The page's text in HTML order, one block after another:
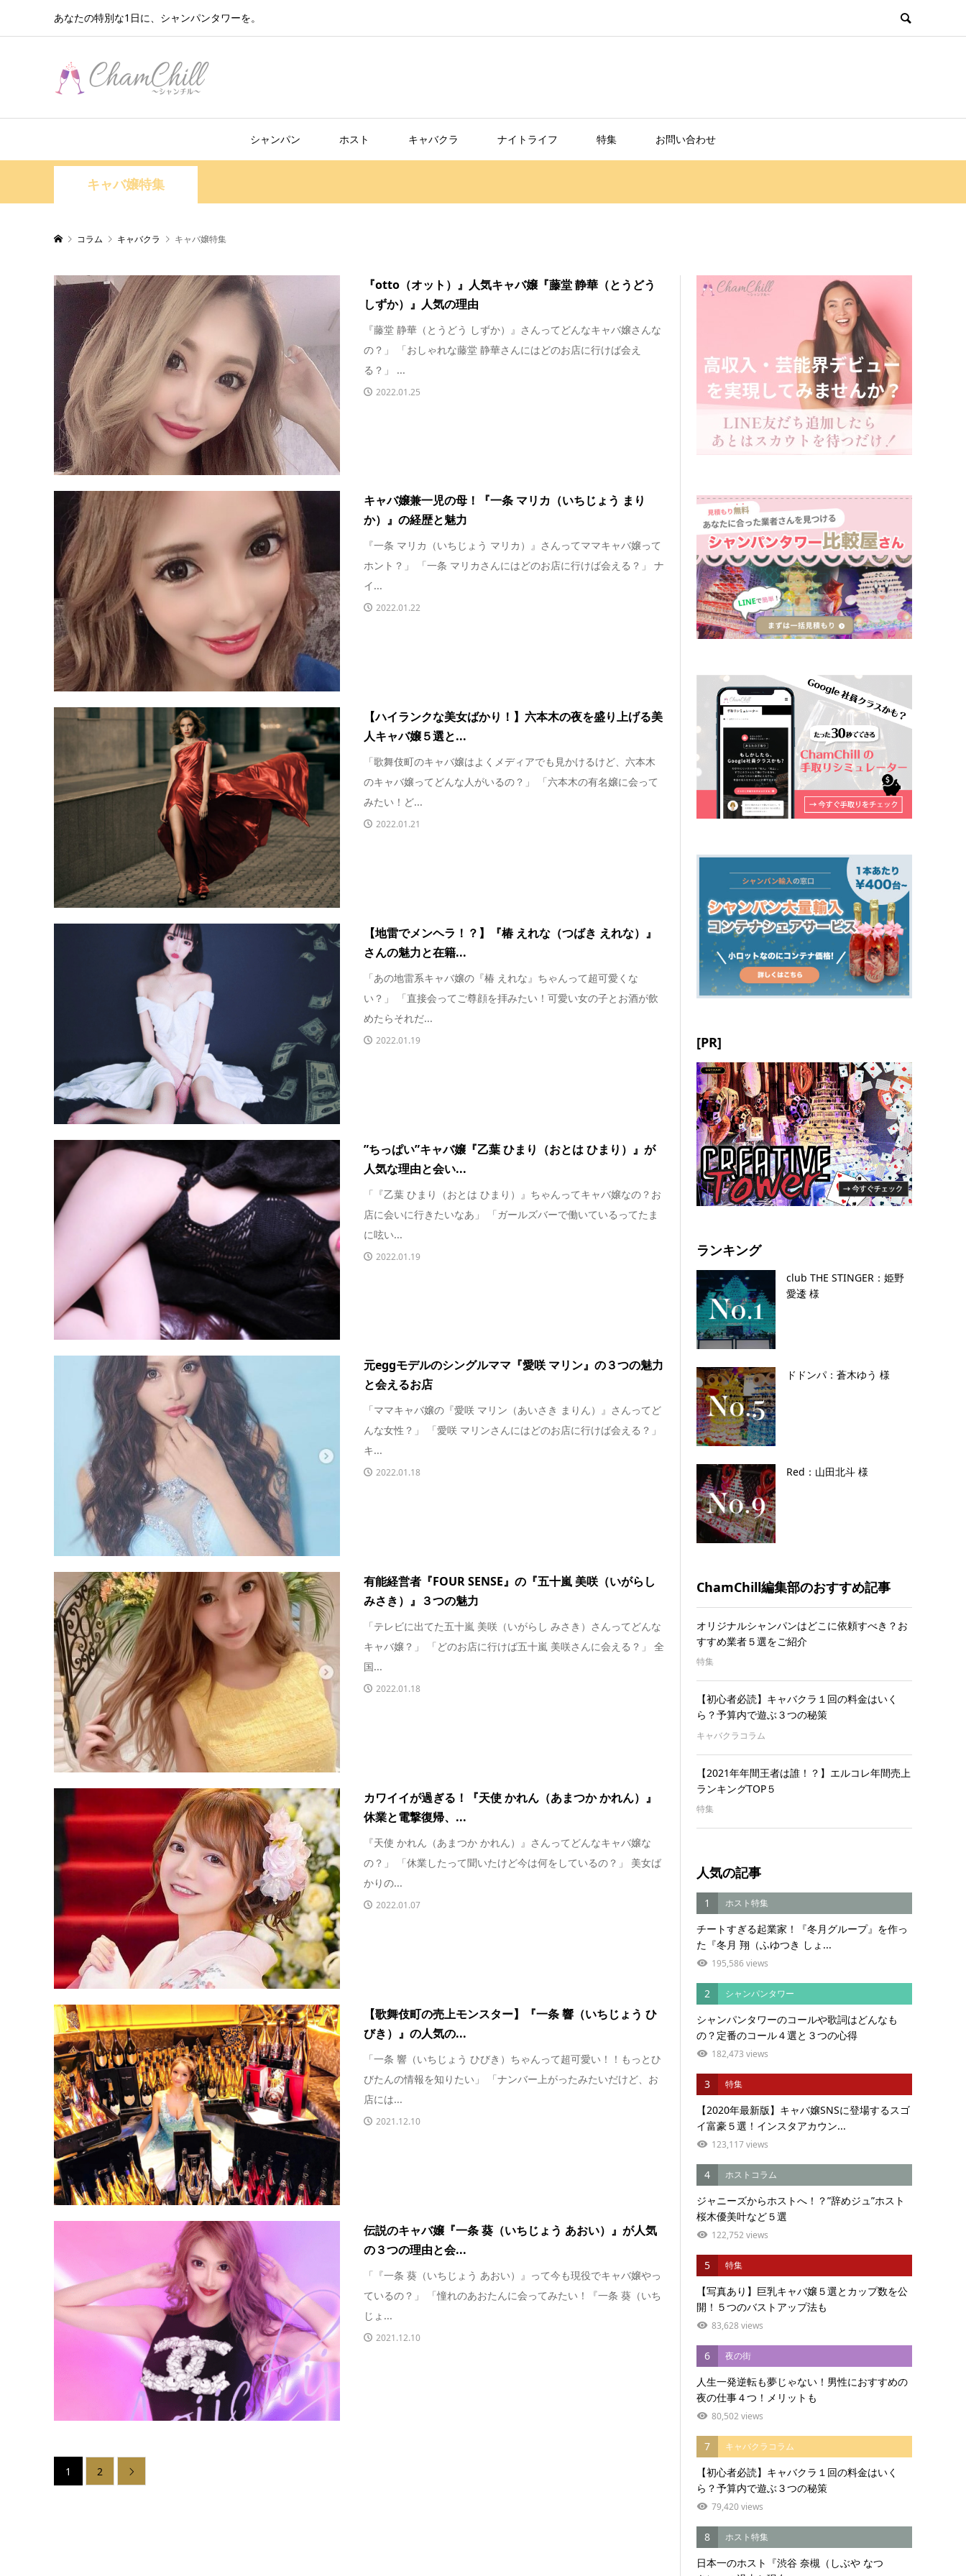
あなたの特別な1日に、シャンパンタワーを。
シャンパン ホスト キャバクラ ナイトライフ 特集 お問い合わせ
キャバ嬢特集
コラム キャバクラ キャバ嬢特集
『otto（オット）』人気キャバ嬢『藤堂 静華（とうどう
しずか）』人気の理由
『藤堂 静華（とうどう しずか）』さんってどんなキャバ嬢さんな
の？」 「おしゃれな藤堂 静華さんにはどのお店に行けば会え
る？」 ...
2022.01.25
キャバ嬢兼一児の母！『一条 マリカ（いちじょう まり
か）』の経歴と魅力
『一条 マリカ（いちじょう マリカ）』さんってママキャバ嬢って
ホント？」 「一条 マリカさんにはどのお店に行けば会える？」 ナ
イ...
2022.01.22
【ハイランクな美女ばかり！】六本木の夜を盛り上げる美
人キャバ嬢５選と...
「歌舞伎町のキャバ嬢はよくメディアでも見かけるけど、六本木
のキャバ嬢ってどんな人がいるの？」 「六本木の有名嬢に会って
みたい！ど...
2022.01.21
【地雷でメンヘラ！？】『椿 えれな（つばき えれな）』
さんの魅力と在籍...
「あの地雷系キャバ嬢の『椿 えれな』ちゃんって超可愛くな
い？」 「直接会ってご尊顔を拝みたい！可愛い女の子とお酒が飲
めたらそれだ...
2022.01.19
”ちっぱい”キャバ嬢『乙葉 ひまり（おとは ひまり）』が
人気な理由と会い...
「『乙葉 ひまり（おとは ひまり）』ちゃんってキャバ嬢なの？お
店に会いに行きたいなあ」 「ガールズバーで働いているってたま
に呟い...
2022.01.19
元eggモデルのシングルママ『愛咲 マリン』の３つの魅力
と会えるお店
「ママキャバ嬢の『愛咲 マリン（あいさき まりん）』さんってど
んな女性？」 「愛咲 マリンさんにはどのお店に行けば会える？」
キ...
2022.01.18
有能経営者『FOUR SENSE』の『五十嵐 美咲（いがらし
みさき）』３つの魅力
「テレビに出てた五十嵐 美咲（いがらし みさき）さんってどんな
キャバ嬢？」 「どのお店に行けば五十嵐 美咲さんに会える？」 全
国...
2022.01.18
カワイイが過ぎる！『天使 かれん（あまつか かれん）』
休業と電撃復帰、...
『天使 かれん（あまつか かれん）』さんってどんなキャバ嬢な
の？」 「休業したって聞いたけど今は何をしているの？」 美女ば
かりの...
2022.01.07
【歌舞伎町の売上モンスター】『一条 響（いちじょう ひ
びき）』の人気の...
「一条 響（いちじょう ひびき）ちゃんって超可愛い！！もっとひ
びたんの情報を知りたい」 「ナンバー上がったみたいだけど、お
店には...
2021.12.10
伝説のキャバ嬢『一条 葵（いちじょう あおい）』が人気
の３つの理由と会...
「『一条 葵（いちじょう あおい）』って今も現役でキャバ嬢やっ
ているの？」 「憧れのあおたんに会ってみたい！『一条 葵（いち
じょ...
2021.12.10
1 2 
[PR]
ランキング
club THE STINGER：姫野
愛逶 様
ドドンパ：蒼木ゆう 様
Red：山田北斗 様
ChamChill編集部のおすすめ記事
オリジナルシャンパンはどこに依頼すべき？お
すすめ業者５選をご紹介
特集
【初心者必読】キャバクラ１回の料金はいく
ら？予算内で遊ぶ３つの秘策
キャバクラコラム
【2021年年間王者は誰！？】エルコレ年間売上
ランキングTOP５
特集
人気の記事
1 ホスト特集
チートすぎる起業家！『冬月グループ』を作っ
た『冬月 翔（ふゆつき しょ...
195,586 views
2 シャンパンタワー
シャンパンタワーのコールや歌詞はどんなも
の？定番のコール４選と３つの心得
182,473 views
3 特集
【2020年最新版】キャバ嬢SNSに登場するスゴ
イ富豪５選！インスタアカウン...
123,117 views
4 ホストコラム
ジャニーズからホストへ！？”辞めジュ”ホスト
桜木優美叶など５選
122,752 views
5 特集
【写真あり】巨乳キャバ嬢５選とカップ数を公
開！５つのバストアップ法も
83,628 views
6 夜の街
人生一発逆転も夢じゃない！男性におすすめの
夜の仕事４つ！メリットも
80,502 views
7 キャバクラコラム
【初心者必読】キャバクラ１回の料金はいく
ら？予算内で遊ぶ３つの秘策
79,420 views
8 ホスト特集
日本一のホスト『渋谷 奈槻（しぶや なつ